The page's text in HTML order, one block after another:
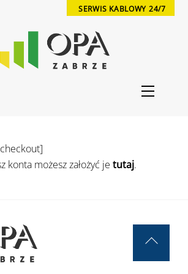
SERWIS KABLOWY 24/7
Menu
konta możesz założyć je tutaj.